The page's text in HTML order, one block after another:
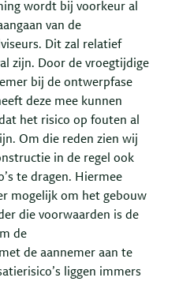
wordt bij voorkeur al
van de
Dit zal relatief
zijn. Door de vroegtijdige
bij de ontwerpfase
deze mee kunnen
het risico op fouten al
Om die reden zien wij
in de regel ook
te dragen. Hiermee
mogelijk om het gebouw
die voorwaarden is de
de
de aannemer aan te
liggen immers